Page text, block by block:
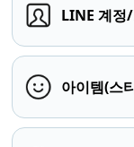
LINE 계정
아이템(스